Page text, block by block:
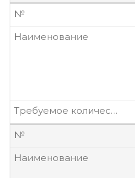
№
Наименование
Требуемое количество, шт
№
Наименование